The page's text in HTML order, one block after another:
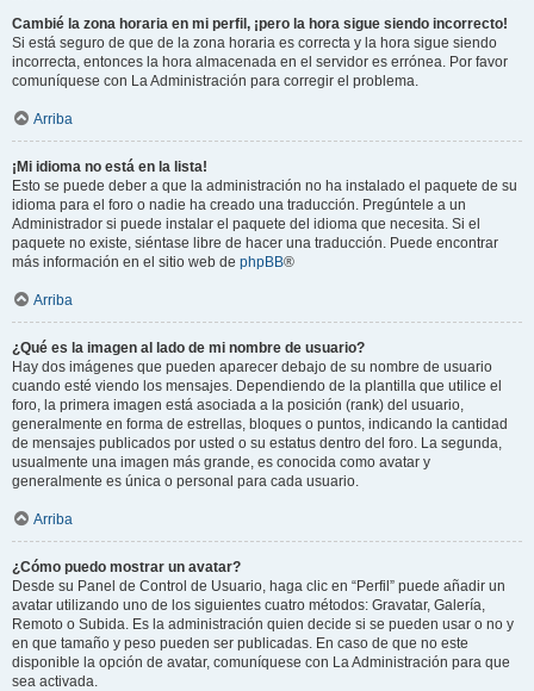
Cambié la zona horaria en mi perfil, ¡pero la hora sigue siendo incorrecto!
Si está seguro de que de la zona horaria es correcta y la hora sigue siendo
incorrecta, entonces la hora almacenada en el servidor es errónea. Por favor
comuníquese con La Administración para corregir el problema.
Arriba
¡Mi idioma no está en la lista!
Esto se puede deber a que la administración no ha instalado el paquete de su
idioma para el foro o nadie ha creado una traducción. Pregúntele a un
Administrador si puede instalar el paquete del idioma que necesita. Si el
paquete no existe, siéntase libre de hacer una traducción. Puede encontrar
más información en el sitio web de phpBB®
Arriba
¿Qué es la imagen al lado de mi nombre de usuario?
Hay dos imágenes que pueden aparecer debajo de su nombre de usuario
cuando esté viendo los mensajes. Dependiendo de la plantilla que utilice el
foro, la primera imagen está asociada a la posición (rank) del usuario,
generalmente en forma de estrellas, bloques o puntos, indicando la cantidad
de mensajes publicados por usted o su estatus dentro del foro. La segunda,
usualmente una imagen más grande, es conocida como avatar y
generalmente es única o personal para cada usuario.
Arriba
¿Cómo puedo mostrar un avatar?
Desde su Panel de Control de Usuario, haga clic en “Perfil” puede añadir un
avatar utilizando uno de los siguientes cuatro métodos: Gravatar, Galería,
Remoto o Subida. Es la administración quien decide si se pueden usar o no y
en que tamaño y peso pueden ser publicadas. En caso de que no este
disponible la opción de avatar, comuníquese con La Administración para que
sea activada.